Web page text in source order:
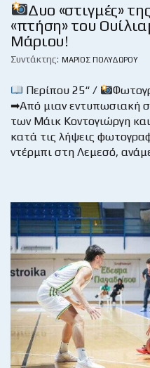
Δυο «στιγμές»
«πτήση» του
Μάριου!
Συντάκτης: ΜΆΡΙΟΣ ΠΟΛΥΔΏΡΟΥ
Περίπου 25“ /
➡Από μιαν εντυπωσιακή
των Μάικ Κοντογιώργη
κατά τις λήψεις
ντέρμπι στη Λεμεσό,